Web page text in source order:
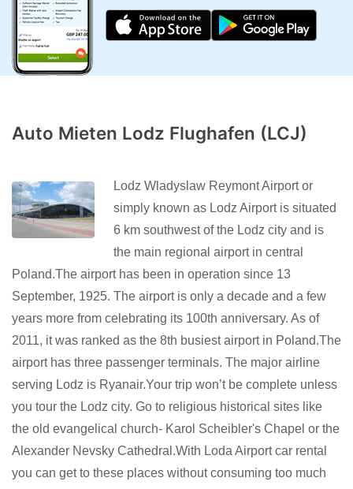
Auto Mieten Lodz Flughafen (LCJ)
Lodz Wladyslaw Reymont Airport or
simply known as Lodz Airport is situated
6 km southwest of the Lodz city and is
the main regional airport in central
Poland.The airport has been in operation since 13
September, 1925. The airport is only a decade and a few
years more from celebrating its 100th anniversary. As of
2011, it was ranked as the 8th busiest airport in Poland.The
airport has three passenger terminals. The major airline
serving Lodz is Ryanair.Your trip won’t be complete unless
you tour the Lodz city. Go to religious historical sites like
the old evangelical church- Karol Scheibler's Chapel or the
Alexander Nevsky Cathedral.With Loda Airport car rental
you can get to these places without consuming too much